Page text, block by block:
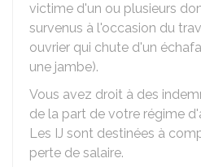
victime d'un ou plusieurs
survenus à l'occasion du
ouvrier qui chute d'un
une jambe).
Vous avez droit à des
de la part de votre régime
Les IJ sont destinées à
perte de salaire.